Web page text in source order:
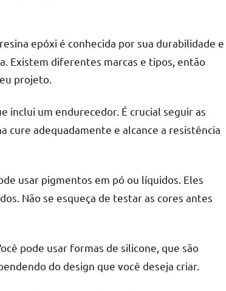
epóxi é conhecida por sua durabilidade e
Existem diferentes marcas e tipos, então
projeto.
inclui um endurecedor. É crucial seguir as
adequadamente e alcance a resistência
usar pigmentos em pó ou líquidos. Eles
Não se esqueça de testar as cores antes
pode usar formas de silicone, que são
do design que você deseja criar.